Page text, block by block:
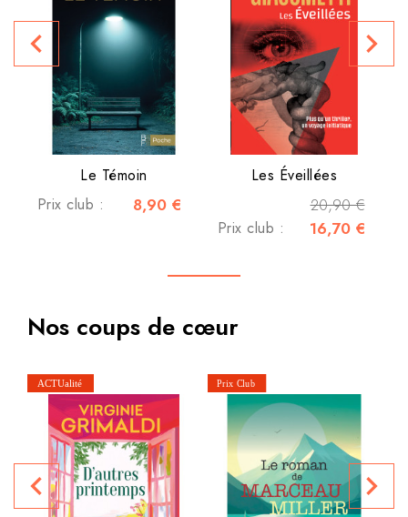
Le Témoin
Prix club :
8,90 €
Les Éveillées
20,90 €
Prix club : 16,70 €
navigate_before navigate_next
Nos coups de cœur
navigate_before navigate_next